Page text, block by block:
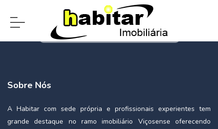
Sobre Nós
A Habitar com sede própria e profissionais experientes tem
grande destaque no ramo imobiliário Viçosense oferecendo